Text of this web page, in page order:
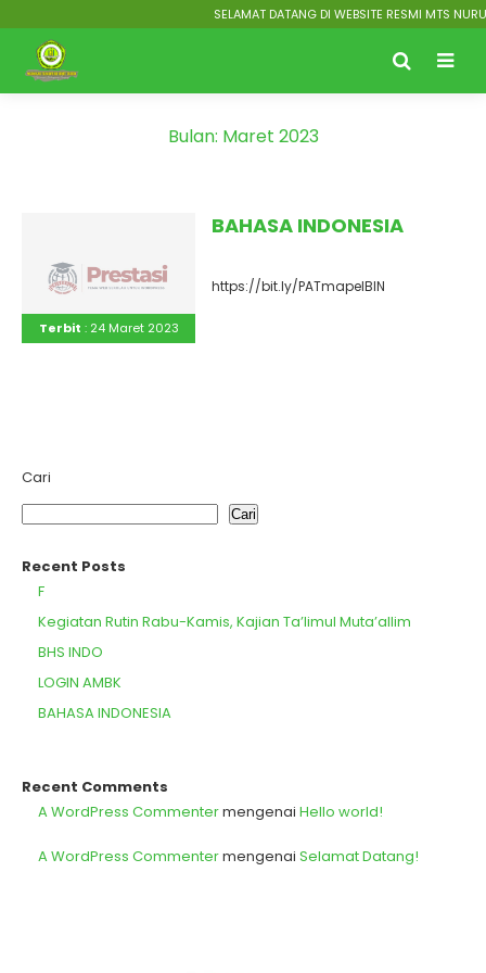
SELAMAT DATANG DI WEBSITE RESMI MTS NURUT
Bulan: Maret 2023
Terbit : 24 Maret 2023
BAHASA INDONESIA
https://bit.ly/PATmapelBIN
Cari
Cari
Recent Posts
F
Kegiatan Rutin Rabu-Kamis, Kajian Ta’limul Muta’allim
BHS INDO
LOGIN AMBK
BAHASA INDONESIA
Recent Comments
A WordPress Commentermengenai Hello world!
A WordPress Commentermengenai Selamat Datang!